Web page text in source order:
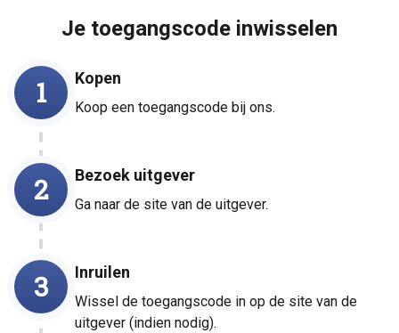
Je toegangscode inwisselen
1 Kopen
Koop een toegangscode bij ons.
2 Bezoek uitgever
Ga naar de site van de uitgever.
3 Inruilen
Wissel de toegangscode in op de site van de
uitgever (indien nodig).